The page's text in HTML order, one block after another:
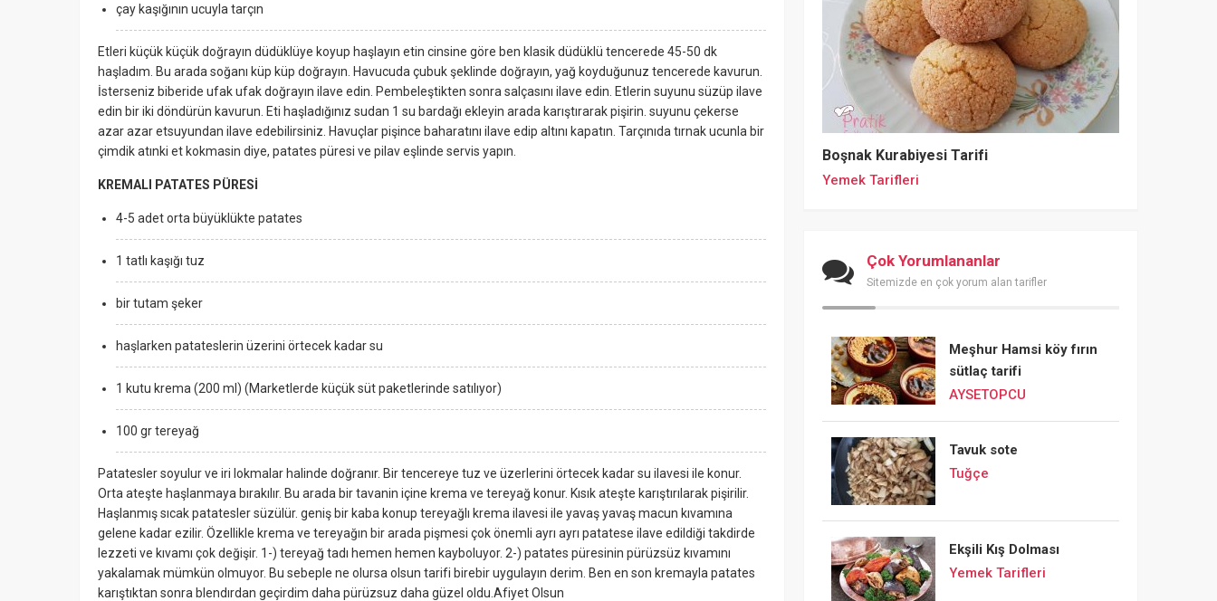
çay kaşığının ucuyla tarçın
Etleri küçük küçük doğrayın düdüklüye koyup haşlayın etin cinsine göre ben klasik düdüklü tencerede 45-50 dk
haşladım. Bu arada soğanı küp küp doğrayın. Havucuda çubuk şeklinde doğrayın, yağ koyduğunuz tencerede kavurun.
İsterseniz biberide ufak ufak doğrayın ilave edin. Pembeleştikten sonra salçasını ilave edin. Etlerin suyunu süzüp ilave
edin bir iki döndürün kavurun. Eti haşladığınız sudan 1 su bardağı ekleyin arada karıştırarak pişirin. suyunu çekerse
azar azar etsuyundan ilave edebilirsiniz. Havuçlar pişince baharatını ilave edip altını kapatın. Tarçınıda tırnak ucunla bir
çimdik atınki et kokmasin diye, patates püresi ve pilav eşlinde servis yapın.
KREMALI PATATES PÜRESİ
4-5 adet orta büyüklükte patates
1 tatlı kaşığı tuz
bir tutam şeker
haşlarken patateslerin üzerini örtecek kadar su
1 kutu krema (200 ml) (Marketlerde küçük süt paketlerinde satılıyor)
100 gr tereyağ
Patatesler soyulur ve iri lokmalar halinde doğranır. Bir tencereye tuz ve üzerlerini örtecek kadar su ilavesi ile konur.
Orta ateşte haşlanmaya bırakılır. Bu arada bir tavanin içine krema ve tereyağ konur. Kısık ateşte karıştırılarak pişirilir.
Haşlanmış sıcak patatesler süzülür. geniş bir kaba konup tereyağlı krema ilavesi ile yavaş yavaş macun kıvamına
gelene kadar ezilir. Özellikle krema ve tereyağın bir arada pişmesi çok önemli ayrı ayrı patatese ilave edildiği takdirde
lezzeti ve kıvamı çok değişir. 1-) tereyağ tadı hemen hemen kayboluyor. 2-) patates püresinin pürüzsüz kıvamını
yakalamak mümkün olmuyor. Bu sebeple ne olursa olsun tarifi birebir uygulayın derim. Ben en son kremayla patates
karıştıktan sonra blendırdan geçirdim daha pürüzsuz daha güzel oldu.Afiyet Olsun
Boşnak Kurabiyesi Tarifi
Yemek Tarifleri
Çok Yorumlananlar
Sitemizde en çok yorum alan tarifler
Meşhur Hamsi köy fırın
sütlaç tarifi
AYSETOPCU
Tavuk sote
Tuğçe
Ekşili Kış Dolması
Yemek Tarifleri